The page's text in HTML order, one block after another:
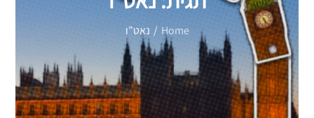
Home נאט”ו